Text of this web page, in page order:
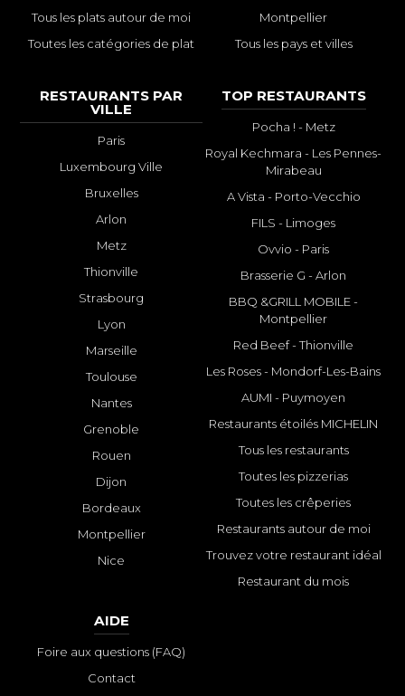
Tous les plats autour de moi
Toutes les catégories de plat
Montpellier
Tous les pays et villes
RESTAURANTS PAR
VILLE
Paris
Luxembourg Ville
Bruxelles
Arlon
Metz
Thionville
Strasbourg
Lyon
Marseille
Toulouse
Nantes
Grenoble
Rouen
Dijon
Bordeaux
Montpellier
Nice
TOP RESTAURANTS
Pocha ! - Metz
Royal Kechmara - Les Pennes-
Mirabeau
A Vista - Porto-Vecchio
FILS - Limoges
Ovvio - Paris
Brasserie G - Arlon
BBQ &GRILL MOBILE -
Montpellier
Red Beef - Thionville
Les Roses - Mondorf-Les-Bains
AUMI - Puymoyen
Restaurants étoilés MICHELIN
Tous les restaurants
Toutes les pizzerias
Toutes les crêperies
Restaurants autour de moi
Trouvez votre restaurant idéal
Restaurant du mois
AIDE
Foire aux questions (FAQ)
Contact